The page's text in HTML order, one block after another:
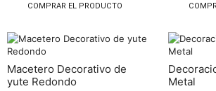
COMPRAR EL PRODUCTO
Macetero Decorativo de
yute Redondo
Metal